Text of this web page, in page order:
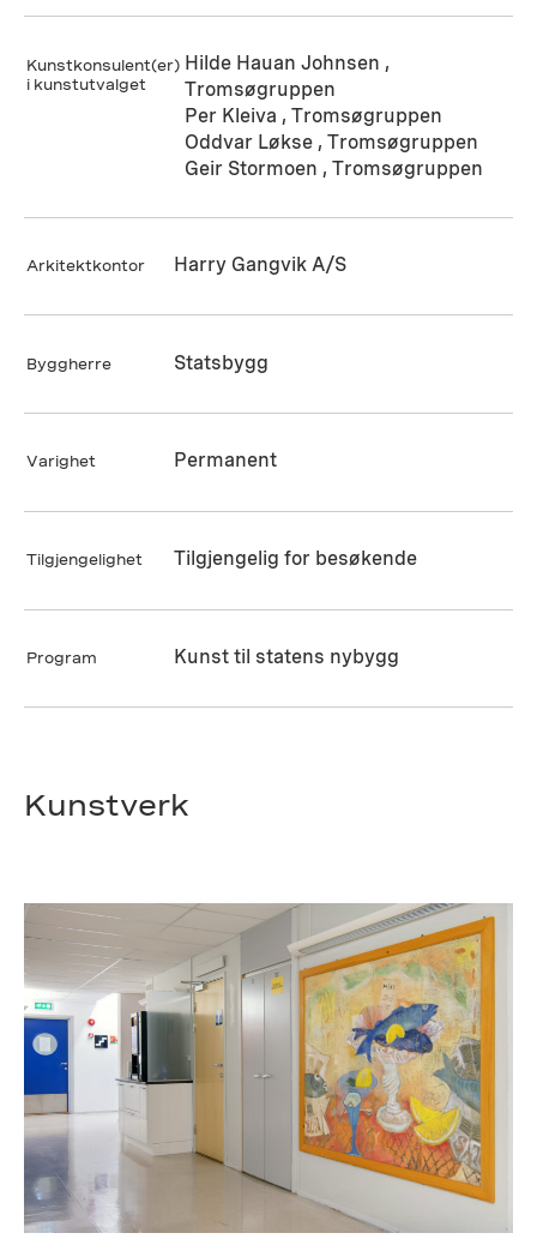
Kunstkonsulent(er)
i kunstutvalget
Hilde Hauan Johnsen ,
Tromsøgruppen
Per Kleiva , Tromsøgruppen
Oddvar Løkse , Tromsøgruppen
Geir Stormoen , Tromsøgruppen
Arkitektkontor Harry Gangvik A/S
Byggherre Statsbygg
Varighet Permanent
Tilgjengelighet Tilgjengelig for besøkende
Program Kunst til statens nybygg
Kunstverk